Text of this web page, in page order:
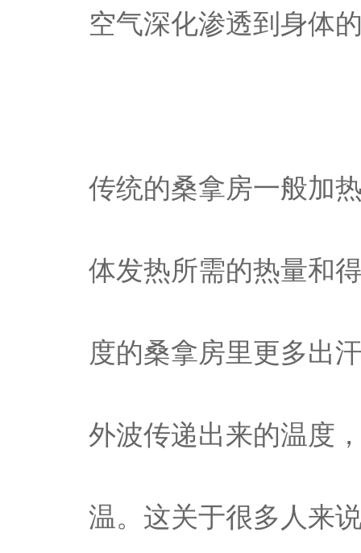
空气深化渗透到身体
传统的桑拿房一般加
体发热所需的热量和
度的桑拿房里更多出
外波传递出来的温度
温。这关于很多人来